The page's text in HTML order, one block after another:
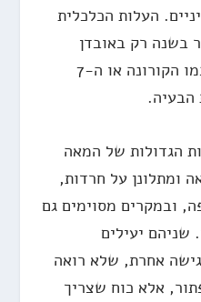
העלות הכלכלית
בשנה רק באובדן
פרודוקטיביות. ואירועים כמו הקורונה או ה-7
הבעיה.
הגדולות של המאה
ומתלונן על חרדות,
ובמקרים מסוימים גם
שניהם יעילים
אחרת, שלא רואה
אלא כוח שצריך